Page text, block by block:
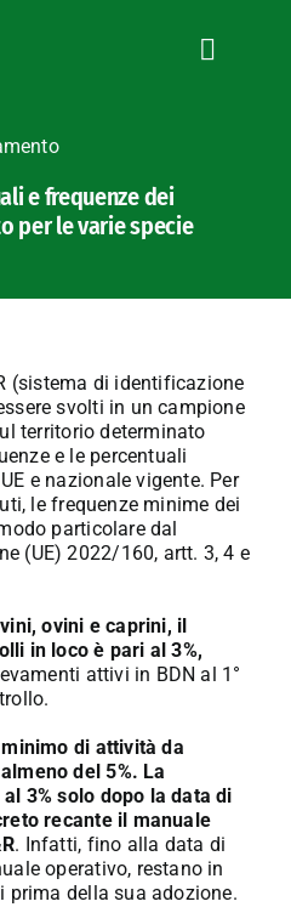
e frequenze dei
per le varie specie
(sistema di identificazione
svolti in un campione
territorio determinato
e le percentuali
e nazionale vigente. Per
le frequenze minime dei
particolare dal
(UE) 2022/160, artt. 3, 4 e
ovini e caprini, il
in loco è pari al 3%,
attivi in BDN al 1°
di attività da
del 5%. La
3% solo dopo la data di
recante il manuale
. Infatti, fino alla data di
operativo, restano in
prima della sua adozione.